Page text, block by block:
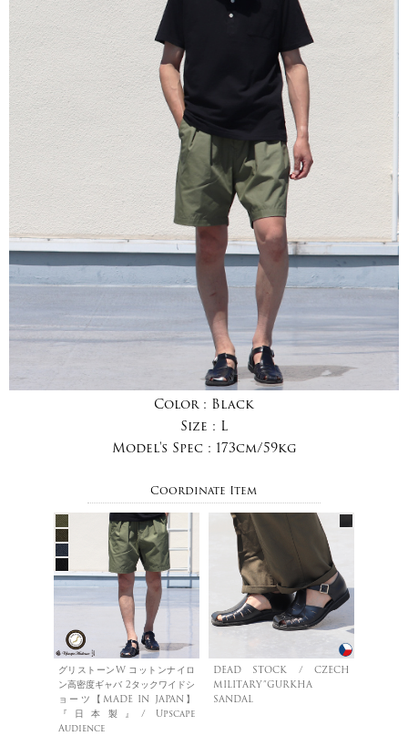
Color : Black
Size : L
Model's Spec : 173cm/59kg
Coordinate Item
グリストーンW コットンナイロ
ン高密度ギャバ 2タックワイドシ
ョーツ【MADE IN JAPAN】
『日本製』/ Upscape
Audience
DEAD STOCK / CZECH
MILITARY”GURKHA
SANDAL